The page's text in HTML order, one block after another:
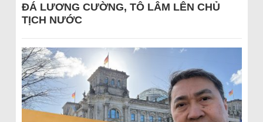
ĐÁ LƯƠNG CƯỜNG, TÔ LÂM LÊN CHỦ
TỊCH NƯỚC